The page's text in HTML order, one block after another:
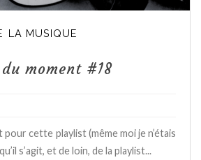
LA MUSIQUE
moment #18
pour cette playlist (même moi je n’étais
s’agit, et de loin, de la playlist...